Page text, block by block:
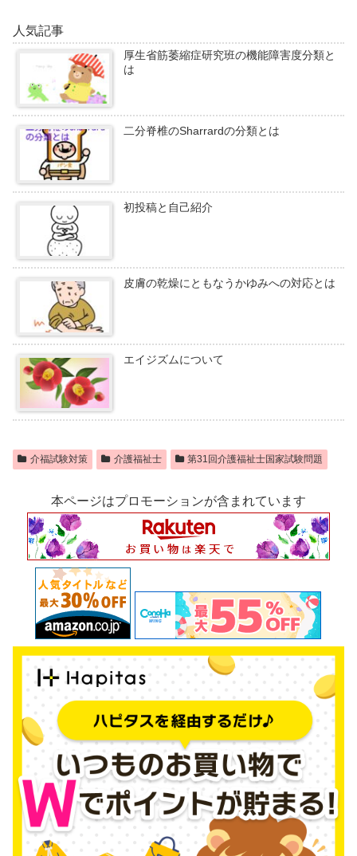
人気記事
厚生省筋萎縮症研究班の機能障害度分類と
は
二分脊椎のSharrardの分類とは
初投稿と自己紹介
皮膚の乾燥にともなうかゆみへの対応とは
エイジズムについて
介福試験対策 介護福祉士 第31回介護福祉士国家試験問題
本ページはプロモーションが含まれています